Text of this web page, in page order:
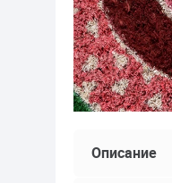
Описание